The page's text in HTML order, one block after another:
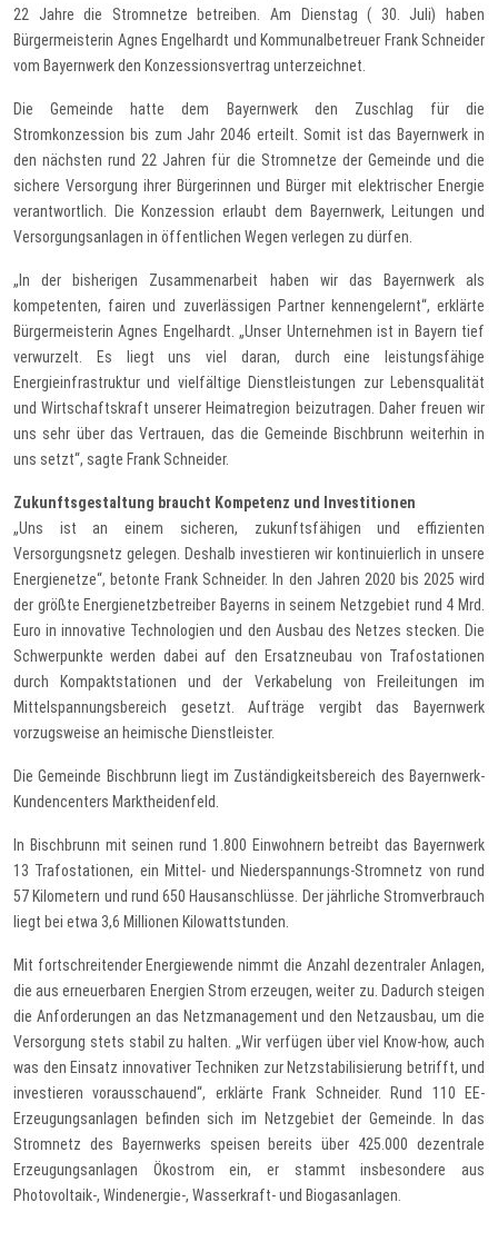
22 Jahre die Stromnetze betreiben. Am Dienstag ( 30. Juli) haben
Bürgermeisterin Agnes Engelhardt und Kommunalbetreuer ​Frank Schneider
vom Bayernwerk den Konzessionsvertrag unterzeichnet.
Die Gemeinde hatte dem Bayernwerk den Zuschlag für die
Stromkonzession bis zum Jahr 2046 erteilt. Somit ist das Bayernwerk in
den nächsten rund 22 Jahren für die Stromnetze der Gemeinde und die
sichere Versorgung ihrer Bürgerinnen und Bürger mit elektrischer Energie
verantwortlich. Die Konzession erlaubt dem Bayernwerk, Leitungen und
Versorgungsanlagen in öffentlichen Wegen verlegen zu dürfen.
„In der bisherigen Zusammenarbeit haben wir das Bayernwerk als
kompetenten, fairen und zuverlässigen Partner kennengelernt“, erklärte
Bürgermeisterin Agnes Engelhardt. „Unser Unternehmen ist in Bayern tief
verwurzelt. Es liegt uns viel daran, durch eine leistungsfähige
Energieinfrastruktur und vielfältige Dienstleistungen zur Lebensqualität
und Wirtschaftskraft unserer Heimatregion beizutragen. Daher freuen wir
uns sehr über das Vertrauen, das die Gemeinde Bischbrunn weiterhin in
uns setzt“, sagte Frank Schneider.
Zukunftsgestaltung braucht Kompetenz und Investitionen
„Uns ist an einem sicheren, zukunftsfähigen und effizienten
Versorgungsnetz gelegen. Deshalb investieren wir kontinuierlich in unsere
Energienetze“, betonte Frank Schneider. In den Jahren 2020 bis 2025 wird
der größte Energienetzbetreiber Bayerns in seinem Netzgebiet rund 4 Mrd.
Euro in innovative Technologien und den Ausbau des Netzes stecken. Die
Schwerpunkte werden dabei auf den Ersatzneubau von Trafostationen
durch Kompaktstationen und der Verkabelung von Freileitungen im
Mittelspannungsbereich gesetzt. Aufträge vergibt das Bayernwerk
vorzugsweise an heimische Dienstleister.
Die Gemeinde Bischbrunn liegt im Zuständigkeitsbereich des Bayernwerk-
Kundencenters Marktheidenfeld.
In Bischbrunn mit seinen rund 1.800 Einwohnern betreibt das Bayernwerk
13 Trafostationen, ein Mittel- und Niederspannungs-Stromnetz von rund
57 Kilometern und rund 650 Hausanschlüsse. Der jährliche Stromverbrauch
liegt bei etwa 3,6 Millionen Kilowattstunden.
Mit fortschreitender Energiewende nimmt die Anzahl dezentraler Anlagen,
die aus erneuerbaren Energien Strom erzeugen, weiter zu. Dadurch steigen
die Anforderungen an das Netzmanagement und den Netzausbau, um die
Versorgung stets stabil zu halten. „Wir verfügen über viel Know-how, auch
was den Einsatz innovativer Techniken zur Netzstabilisierung betrifft, und
investieren vorausschauend“, erklärte Frank Schneider. Rund 110 EE-
Erzeugungsanlagen befinden sich im Netzgebiet der Gemeinde. In das
Stromnetz des Bayernwerks speisen bereits über 425.000 dezentrale
Erzeugungsanlagen Ökostrom ein, er stammt insbesondere aus
Photovoltaik-, Windenergie-, Wasserkraft- und Biogasanlagen.